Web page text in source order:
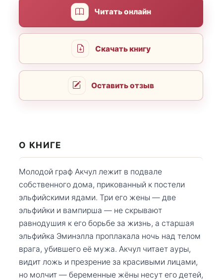
Читать онлайн
Скачать книгу
Оставить отзыв
О КНИГЕ
Молодой граф Акчул лежит в подвале
собственного дома, прикованный к постели
эльфийскими ядами. Три его жены — две
эльфийки и вампирша — не скрывают
равнодушия к его борьбе за жизнь, а старшая
эльфийка Эминэлла проплакала ночь над телом
врага, убившего её мужа. Акчул читает ауры,
видит ложь и презрение за красивыми лицами,
но молчит — беременные жёны несут его детей,